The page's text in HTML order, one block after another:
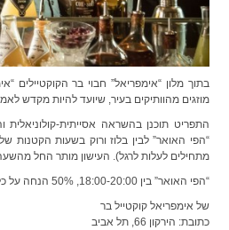
בתוך מלון “אימפריאל” חבוי בר הקוקטיילים
מוזגים מהוותיקים בעיר, שיועד להיות מקדש
התפריט תוכנן בהשראה אסייתית-קולוניאלית
“הפי האואר” לבין בלוז ורוק בשעות הקטנות
מתחילים לעלות לרגל). העישון מותר החל
“הפי האואר” בין 18:00-20:00, 50% הנחה על כל הקוקטיילים
של אימפריאל קוקטייל בר
כתובת: הירקון 66, תל אביב